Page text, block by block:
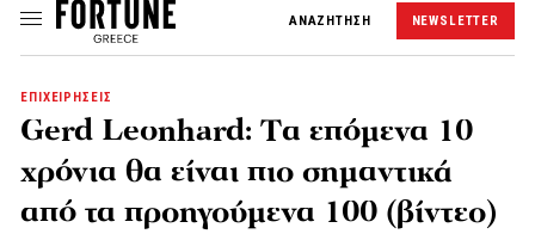
ΑΝΑΖΗΤΗΣΗ NEWSLETTER
ΕΠΙΧΕΙΡΗΣΕΙΣ
Gerd Leonhard: Tα επόμενα 10
χρόνια θα είναι πιο σημαντικά
από τα προηγούμενα 100 (βίντεο)